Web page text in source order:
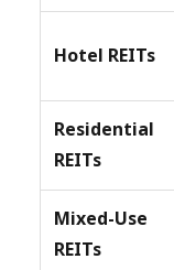
Hotel REITs
Residential
REITs
Mixed-Use
REITs